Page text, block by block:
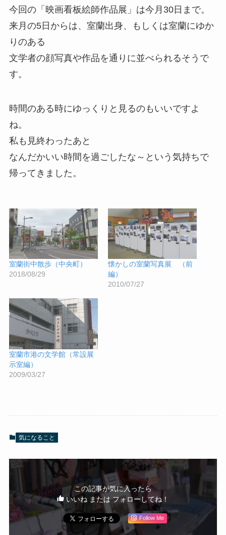
今回の「映画看板絵師作品展」は今月30日まで。
来月の5日からは、室蘭出身、もしくは室蘭にゆか
りのある
文学者の顔写真や作品を通りに並べられるそうで
す。
時間のある時にゆっくりと見るのもいいですよ
ね。
私も見終わったあと
なんだかいい時間を過ごしたな～という気持ちで
帰ってきました。
室蘭街中散歩（中央町）
2018/08/29
懐かしの室蘭写真展 （前
編）
2010/07/27
室蘭市港の文学館（常設展
示室編）
2009/03/27
気になること
この記事が気に入ったら
いいね または フォローしてね！
Follow Me